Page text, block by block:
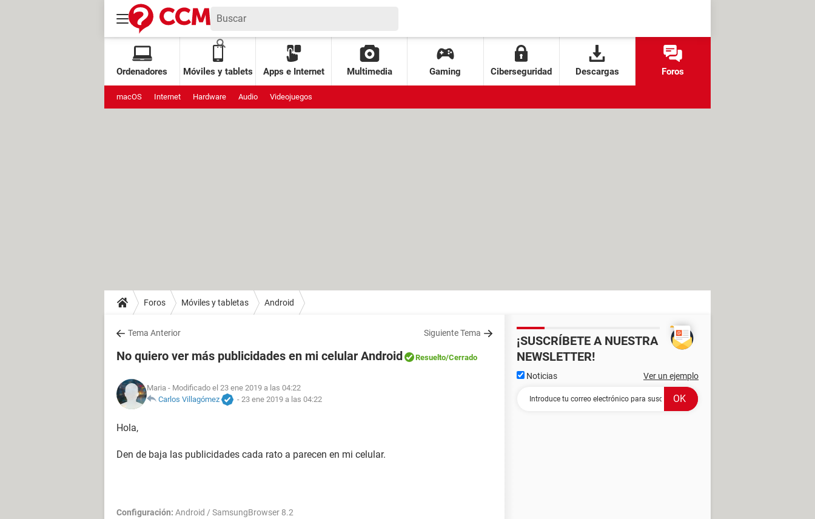
Ordenadores Móviles y tablets Apps e Internet Multimedia Gaming Ciberseguridad Descargas Foros
macOS Internet Hardware Audio Videojuegos
Foros Móviles y tabletas Android
Tema Anterior Siguiente Tema
No quiero ver más publicidades en mi celular Android Resuelto/Cerrado
Maria - Modificado el 23 ene 2019 a las 04:22
Carlos Villagómez
- 23 ene 2019 a las 04:22
Hola,
Den de baja las publicidades cada rato a parecen en mi celular.
Configuración: Android / SamsungBrowser 8.2
¡SUSCRÍBETE A NUESTRA
NEWSLETTER!
Noticias Ver un ejemplo